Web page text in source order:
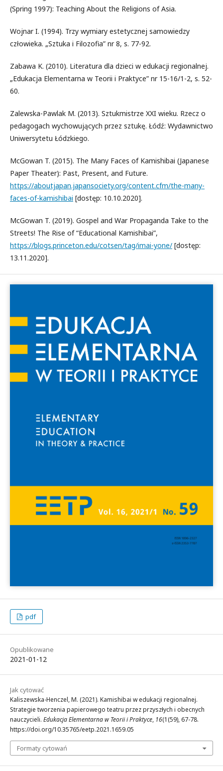
(Spring 1997): Teaching About the Religions of Asia.
Wojnar I. (1994). Trzy wymiary estetycznej samowiedzy
człowieka. „Sztuka i Filozofia” nr 8, s. 77-92.
Zabawa K. (2010). Literatura dla dzieci w edukacji regionalnej.
„Edukacja Elementarna w Teorii i Praktyce” nr 15-16/1-2, s. 52-
60.
Zalewska-Pawlak M. (2013). Sztukmistrze XXI wieku. Rzecz o
pedagogach wychowujących przez sztukę. Łódź: Wydawnictwo
Uniwersytetu Łódzkiego.
McGowan T. (2015). The Many Faces of Kamishibai (Japanese
Paper Theater): Past, Present, and Future.
https://aboutjapan.japansociety.org/content.cfm/the-many-
faces-of-kamishibai [dostęp: 10.10.2020].
McGowan T. (2019). Gospel and War Propaganda Take to the
Streets! The Rise of “Educational Kamishibai”,
https://blogs.princeton.edu/cotsen/tag/imai-yone/ [dostęp:
13.11.2020].
pdf
Opublikowane
2021-01-12
Jak cytować
Kaliszewska-Henczel, M. (2021). Kamishibai w edukacji regionalnej.
Strategie tworzenia papierowego teatru przez przyszłych i obecnych
nauczycieli. Edukacja Elementarna w Teorii i Praktyce, 16(1(59), 67-78.
https://doi.org/10.35765/eetp.2021.1659.05
Formaty cytowań